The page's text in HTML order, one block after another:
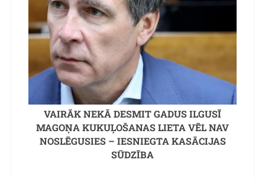
VAIRĀK NEKĀ DESMIT GADUS ILGUSĪ
MAGOŅA KUKUĻOŠANAS LIETA VĒL NAV
NOSLĒGUSIES – IESNIEGTA KASĀCIJAS
SŪDZĪBA